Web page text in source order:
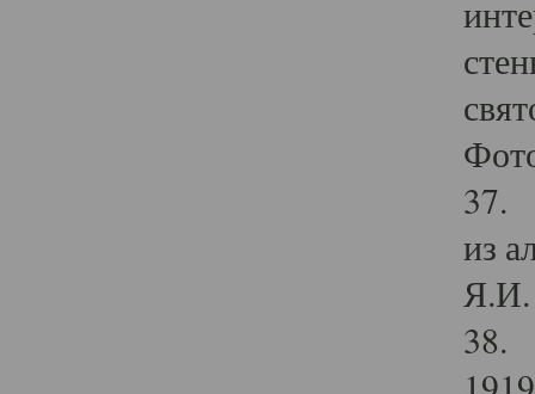
37.
из
Я.И.
38.